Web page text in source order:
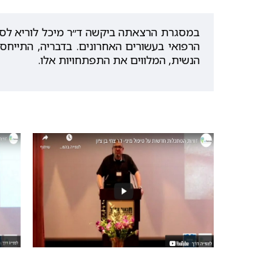
במסגרת הרצאתה ביקשה ד״ר מיכל לוריא
הרפואי בעשורים האחרונים. בדבריה,
הנשית, המלווים את התפתחויות אלו.